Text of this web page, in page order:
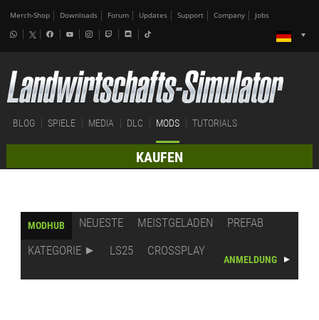
Merch-Shop Downloads Forum Updates Support Company Jobs
BLOG SPIELE MEDIA DLC MODS TUTORIALS
KAUFEN
MODHUB NEUESTE MEISTGELADEN
PREFAB
KATEGORIE
LS25 CROSSPLAY
ANMELDUNG